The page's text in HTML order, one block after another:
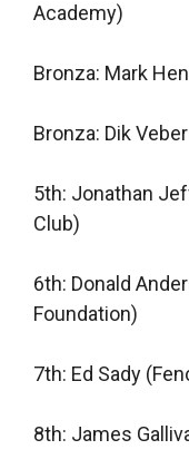
Academy)
Bronza: Mark
Bronza: Dik
5th: Jonathan
Club)
6th: Donald
Foundation)
7th: Ed Sady
8th: James